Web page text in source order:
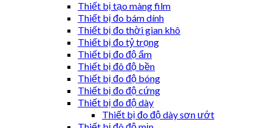
Thiết bị tạo màng film
Thiết bị đo bám dính
Thiết bị đo thời gian khô
Thiết bị đo tỷ trọng
Thiết bị đo độ ẩm
Thiết bị đô độ bền
Thiết bị đo độ bóng
Thiết bị đo độ cứng
Thiết bị đo độ dày
Thiết bị đo độ dày sơn ướt